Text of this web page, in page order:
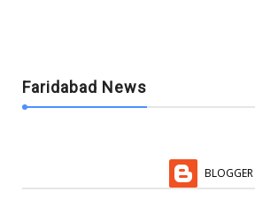
Faridabad News
BLOGGER